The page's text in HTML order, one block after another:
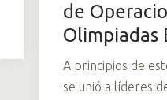
de
Olimpiadas
A principios de
se unió a líderes